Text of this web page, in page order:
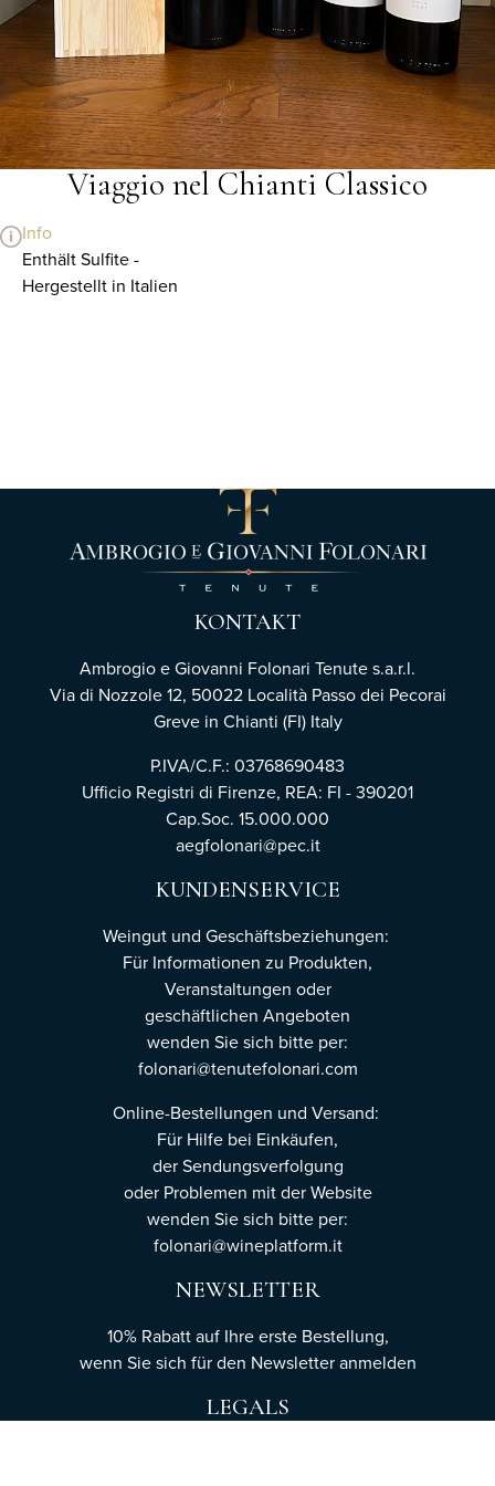
Viaggio nel Chianti Classico
Info
Enthält Sulfite -
Hergestellt in Italien
KONTAKT
Ambrogio e Giovanni Folonari Tenute s.a.r.l.
Via di Nozzole 12, 50022 Località Passo dei Pecorai
Greve in Chianti (FI) Italy
P.IVA/C.F.: 03768690483
Ufficio Registri di Firenze, REA: FI - 390201
Cap.Soc. 15.000.000
aegfolonari@pec.it
KUNDENSERVICE
Weingut und Geschäftsbeziehungen:
Für Informationen zu Produkten,
Veranstaltungen oder
geschäftlichen Angeboten
wenden Sie sich bitte per:
folonari@tenutefolonari.com
Online-Bestellungen und Versand:
Für Hilfe bei Einkäufen,
der Sendungsverfolgung
oder Problemen mit der Website
wenden Sie sich bitte per:
folonari@wineplatform.it
NEWSLETTER
10% Rabatt auf Ihre erste Bestellung,
wenn Sie sich für den Newsletteranmelden
LEGALS